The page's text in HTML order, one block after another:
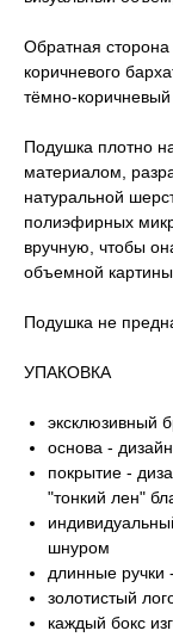
Обратная сторона
коричневого
тёмно-коричневый
Подушка плотно
материалом,
натуральной
полиэфирных
вручную, чтобы
объемной
Подушка не
УПАКОВКА
эксклюзивный
основа -
покрытие -
"тонкий лен"
шнуром
длинные ручки
золотистый
каждый бокс